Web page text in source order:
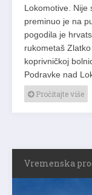
Lokomotive. Nije
preminuo je na
pogodila je
rukometaš
koprivničkoj
Podravke nad
Pročitajte više
Vremenska